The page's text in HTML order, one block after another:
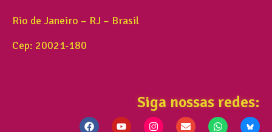
Rio de Janeiro – RJ – Brasil
Cep: 20021-180
Siga nossas redes: